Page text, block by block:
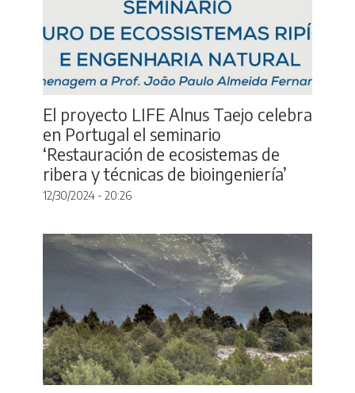
El proyecto LIFE Alnus Taejo celebra
en Portugal el seminario
‘Restauración de ecosistemas de
ribera y técnicas de bioingeniería’
12/30/2024 - 20:26